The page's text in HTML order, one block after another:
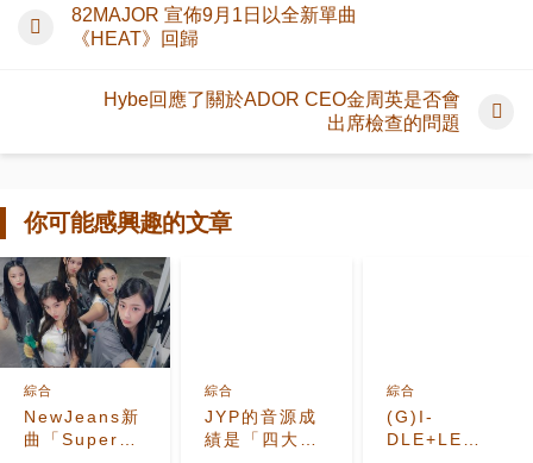
82MAJOR 宣佈9月1日以全新單曲
《HEAT》回歸
Hybe回應了關於ADOR CEO金周英是否會
出席檢查的問題
你可能感興趣的文章
NewJeans新
曲「Super
綜合
JYP的音源成
績是「四大經
綜合
(G)I-
DLE+LE
綜合